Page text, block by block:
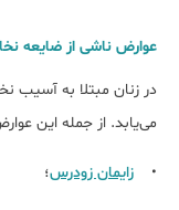
عوارض ناشی از ضایعه
در زنان مبتلا به آسیب
می‌یابد. از جمله این
• زایمان زودرس؛